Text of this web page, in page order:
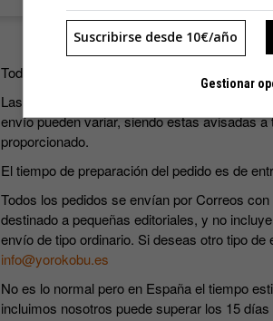
Todos los precios incluyen IVA.
Las suscripciones incluyen los cuatro
envío pueden variar, siendo estas avisadas
proporcionado.
El tiempo de preparación del pedido es de
Todos los pedidos se envían por Correos
destinado a pequeñas editoriales, y no
envío de tipo ordinario. Si deseas otro tipo
info@yorokobu.es
No es lo normal pero en España el tiempo
incluimos nosotros puede superar los 15
Suscribirse desde 10€/año
Gestionar